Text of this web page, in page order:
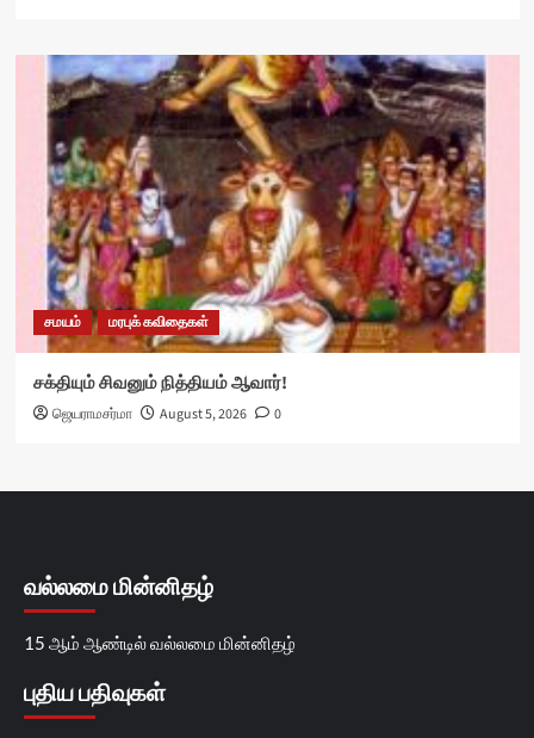
சமயம் மரபுக் கவிதைகள்
சக்தியும் சிவனும் நித்தியம் ஆவார்!
ஜெயராமசர்மா August 5, 2026 0
வல்லமை மின்னிதழ்
15 ஆம் ஆண்டில் வல்லமை மின்னிதழ்
புதிய பதிவுகள்